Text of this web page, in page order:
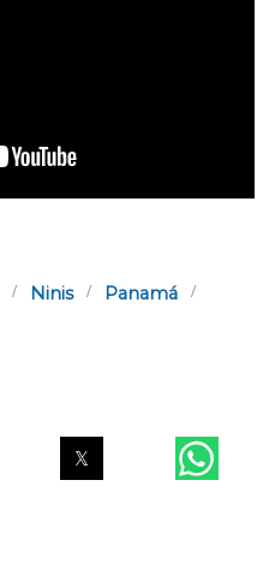
Ninis Panamá